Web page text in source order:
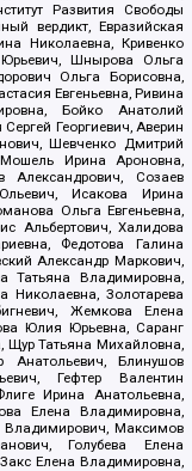
Развития Свободы
вердикт, Евразийская
Николаевна, Кривенко
Шнырова Ольга
Ольга Борисовна,
Евгеньевна, Ривина
Бойко Анатолий
Георгиевич, Аверин
Шевченко Дмитрий
Ирина Ароновна,
Александрович, Созаев
Исакова Ирина
Ольга Евгеньевна,
Альбертович, Халидова
Федотова Галина
Александр Маркович,
Татьяна Владимировна,
Николаевна, Золотарева
Жемкова Елена
Юлия Юрьевна, Саранг
Щур Татьяна Михайловна,
Блинушов
Гефтер Валентин
Ирина Анатольевна,
Елена Владимировна,
Владимирович, Максимов
Голубева Елена
Елена Владимировна,